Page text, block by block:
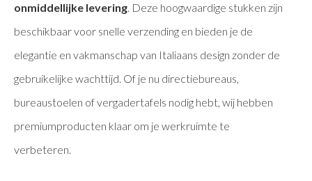
onmiddellijke levering. Deze hoogwaardige stukken zijn
beschikbaar voor snelle verzending en bieden je de
elegantie en vakmanschap van Italiaans design zonder de
gebruikelijke wachttijd. Of je nu directiebureaus,
bureaustoelen of vergadertafels nodig hebt, wij hebben
premiumproducten klaar om je werkruimte te
verbeteren.